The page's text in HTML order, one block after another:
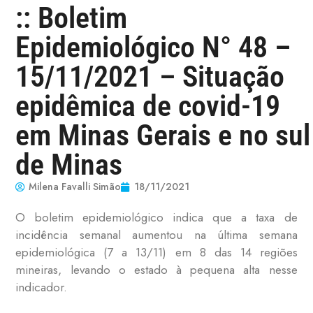
:: Boletim
Epidemiológico N° 48 –
15/11/2021 – Situação
epidêmica de covid-19
em Minas Gerais e no sul
de Minas
Milena Favalli Simão 18/11/2021
O boletim epidemiológico indica que a taxa de
incidência semanal aumentou na última semana
epidemiológica (7 a 13/11) em 8 das 14 regiões
mineiras, levando o estado à pequena alta nesse
indicador.